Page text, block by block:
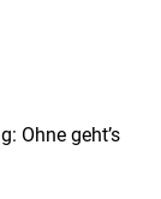
Ohne geht’s